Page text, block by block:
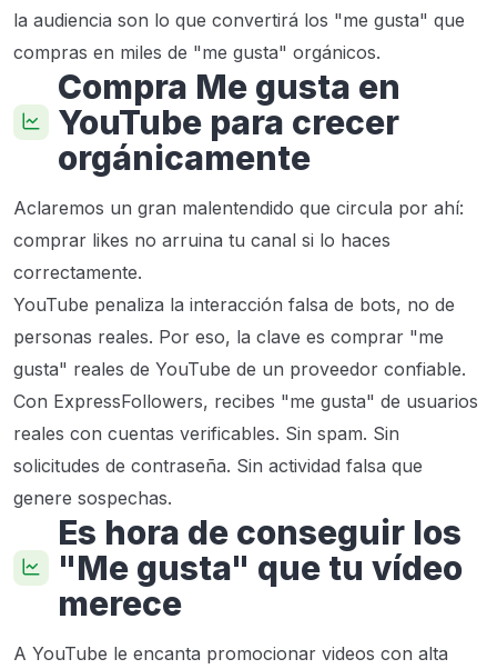
la audiencia son lo que convertirá los "me gusta" que
compras en miles de "me gusta" orgánicos.
Compra Me gusta en
YouTube para crecer
orgánicamente
Aclaremos un gran malentendido que circula por ahí:
comprar likes no arruina tu canal si lo haces
correctamente.
YouTube penaliza la interacción falsa de bots, no de
personas reales. Por eso, la clave es comprar "me
gusta" reales de YouTube de un proveedor confiable.
Con ExpressFollowers, recibes "me gusta" de usuarios
reales con cuentas verificables. Sin spam. Sin
solicitudes de contraseña. Sin actividad falsa que
genere sospechas.
Es hora de conseguir los
"Me gusta" que tu vídeo
merece
A YouTube le encanta promocionar videos con alta